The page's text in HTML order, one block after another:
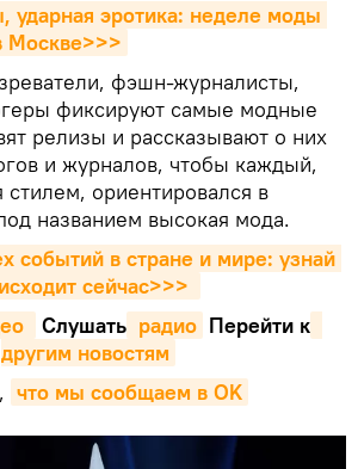
ударная эротика: неделе моды
Москве>>>
фэшн-журналисты,
фиксируют самые модные
релизы и рассказывают о них
и журналов, чтобы каждый,
ориентировался в
названием высокая мода.
событий в стране и мире: узнай
сейчаc>>>
Cлушать радио Перейти к
другим новостям
что мы сообщаем в OK